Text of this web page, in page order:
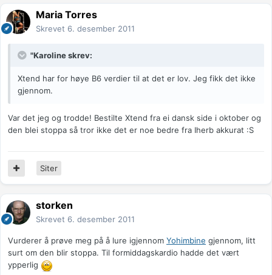
Maria Torres
Skrevet 6. desember 2011
"Karoline skrev:
Xtend har for høye B6 verdier til at det er lov. Jeg fikk det ikke
gjennom.
Var det jeg og trodde! Bestilte Xtend fra ei dansk side i oktober og
den blei stoppa så tror ikke det er noe bedre fra Iherb akkurat :S
Siter
storken
Skrevet 6. desember 2011
Vurderer å prøve meg på å lure igjennom Yohimbine gjennom, litt
surt om den blir stoppa. Til formiddagskardio hadde det vært
ypperlig